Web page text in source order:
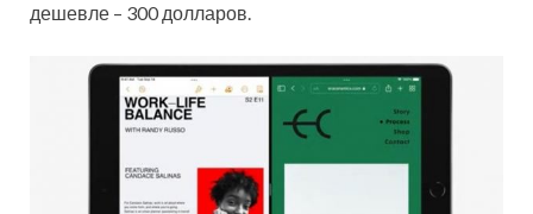
дешевле – 300 долларов.